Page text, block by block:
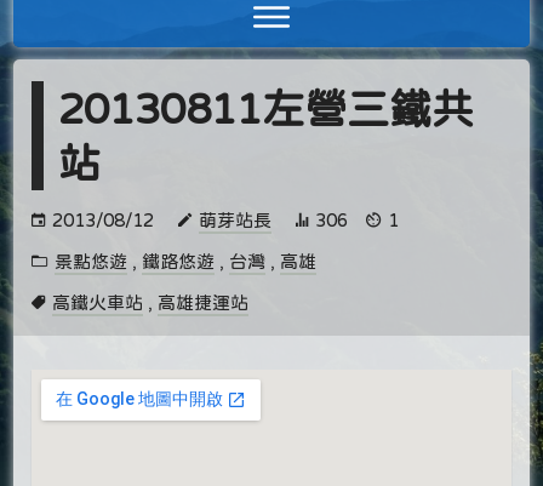
20130811左營三鐵共
站
2013/08/12 萌芽站長 306 1
景點悠遊 , 鐵路悠遊 , 台灣 , 高雄
高鐵火車站 , 高雄捷運站